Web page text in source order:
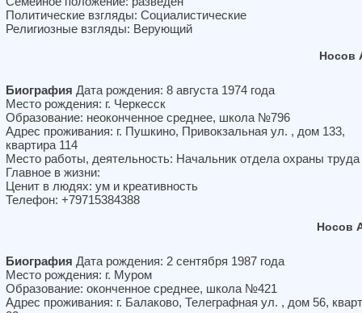
Политические взгляды: Социалистические
Религиозные взгляды: Верующий
Носов
Биография Дата рождения: 8 августа 1974 года
Место рождения: г. Черкесск
Образование: неоконченное среднее, школа №796
Адрес проживания: г. Пушкино, Привокзальная ул. , дом 133,
квартира 114
Место работы, деятельность: Начальник отдела охраны труда
Главное в жизни:
Ценит в людях: ум и креативность
Телефон: +79715384388
Носов
Биография Дата рождения: 2 сентября 1987 года
Место рождения: г. Муром
Образование: оконченное среднее, школа №421
Адрес проживания: г. Балаково, Телеграфная ул. , дом 56,